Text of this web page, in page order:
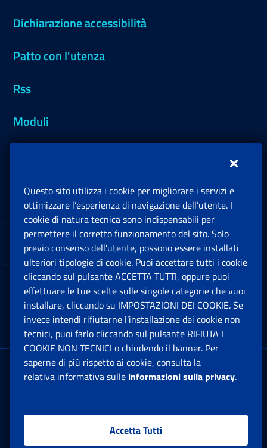
Dichiarazione accessibilità
Patto con l'utenza
Rss
Moduli
Sedi e Contatti
Software
Note Legali
App mobile
Sede Legale : Via Ciro il Grande, 21
00144 Roma
Questo sito utilizza i cookie per migliorare i servizi e
ottimizzare l’esperienza di navigazione dell’utente. I
cookie di natura tecnica sono indispensabili per
permettere il corretto funzionamento del sito. Solo
previo consenso dell’utente, possono essere installati
ulteriori tipologie di cookie. Puoi accettare tutti i cookie
cliccando sul pulsante ACCETTA TUTTI, oppure puoi
effettuare le tue scelte sulle singole categorie che vuoi
installare, cliccando su IMPOSTAZIONI DEI COOKIE. Se
invece intendi rifiutarne l’installazione dei cookie non
tecnici, puoi farlo cliccando sul pulsante RIFIUTA I
COOKIE NON TECNICI o chiudendo il banner. Per
saperne di più rispetto ai cookie, consulta la
relativa informativa sulle informazioni sulla privacy.
Accetta Tutti